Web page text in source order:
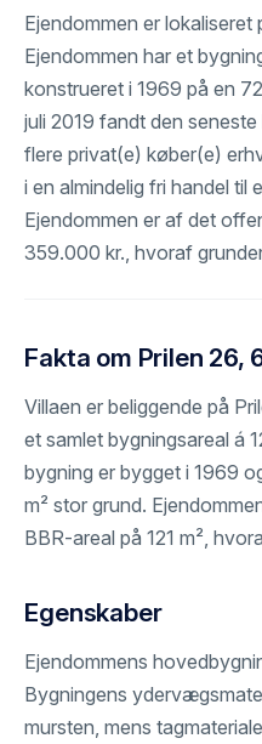
Ejendommen er lokaliseret
Ejendommen har et
konstrueret i 1969 på en
juli 2019 fandt den
flere privat(e) køber(e)
i en almindelig fri handel
Ejendommen er af det
359.000 kr., hvoraf
Fakta om Prilen 26,
Villaen er beliggende på
et samlet bygningsareal á
bygning er bygget i 1969
m² stor grund.
BBR-areal på 121 m²,
Egenskaber
Ejendommens
Bygningens
mursten, mens